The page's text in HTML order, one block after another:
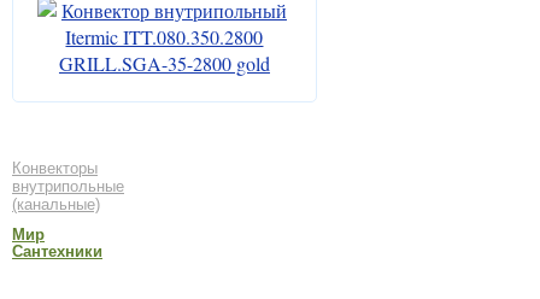
Конвекторы
внутрипольные
(канальные)
Мир
Сантехники